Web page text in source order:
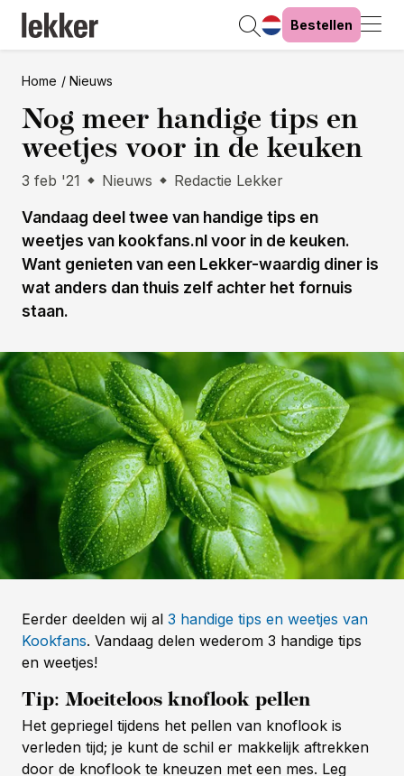
Bestellen
Home Nieuws
Nog meer handige tips en
weetjes voor in de keuken
3 feb '21 Nieuws Redactie Lekker
Vandaag deel twee van handige tips en
weetjes van kookfans.nl voor in de keuken.
Want genieten van een Lekker-waardig diner is
wat anders dan thuis zelf achter het fornuis
staan.
Eerder deelden wij al 3 handige tips en weetjes van
Kookfans. Vandaag delen wederom 3 handige tips
en weetjes!
Tip: Moeiteloos knoflook pellen
Het gepriegel tijdens het pellen van knoflook is
verleden tijd; je kunt de schil er makkelijk aftrekken
door de knoflook te kneuzen met een mes. Leg